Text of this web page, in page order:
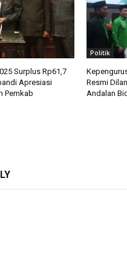
Surplus Rp61,7
Apresiasi
Pemkab
Politik
Resmi
Andalan